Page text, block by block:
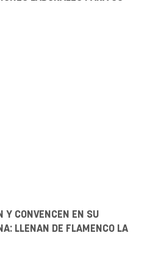
A PUERTA
LAS INSTALACIONES DE